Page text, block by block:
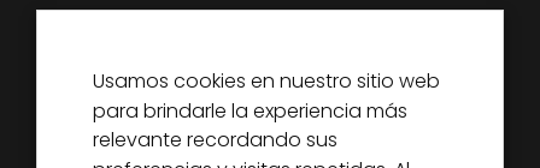
DECOREXCEL
Usamos cookies en nuestro sitio web
para brindarle la experiencia más
relevante recordando sus